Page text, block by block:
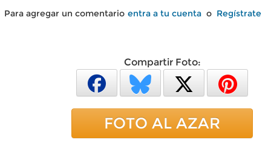
Para agregar un comentario entra a tu cuenta o Regístrate
Compartir Foto:
FOTO AL AZAR